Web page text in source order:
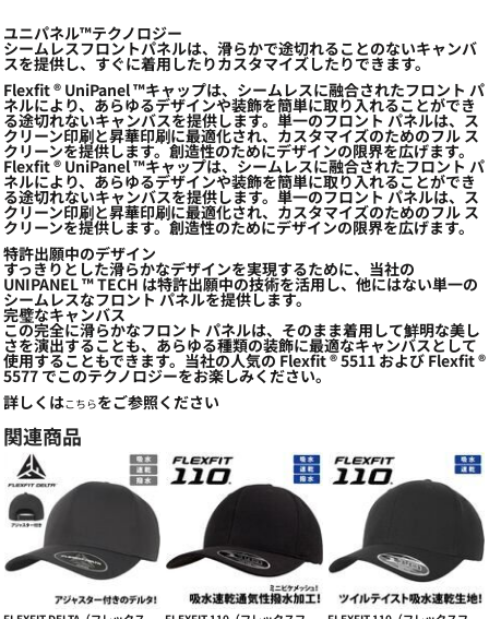
ユニパネル™テクノロジー
シームレスフロントパネルは、滑らかで途切れることのないキャンバ
スを提供し、すぐに着用したりカスタマイズしたりできます。
Flexfit ® UniPanel ™キャップは、シームレスに融合されたフロント パ
ネルにより、あらゆるデザインや装飾を簡単に取り入れることができ
る途切れないキャンバスを提供します。単一のフロント パネルは、ス
クリーン印刷と昇華印刷に最適化され、カスタマイズのためのフル ス
クリーンを提供します。創造性のためにデザインの限界を広げます。
Flexfit ® UniPanel ™キャップは、シームレスに融合されたフロント パ
ネルにより、あらゆるデザインや装飾を簡単に取り入れることができ
る途切れないキャンバスを提供します。単一のフロント パネルは、ス
クリーン印刷と昇華印刷に最適化され、カスタマイズのためのフル ス
クリーンを提供します。創造性のためにデザインの限界を広げます。
特許出願中のデザイン
すっきりとした滑らかなデザインを実現するために、当社の
UNIPANEL ™ TECH は特許出願中の技術を活用し、他にはない単一の
シームレスなフロント パネルを提供します。
完璧なキャンバス
この完全に滑らかなフロント パネルは、そのまま着用して鮮明な美し
さを演出することも、あらゆる種類の装飾に最適なキャンバスとして
使用することもできます。当社の人気の Flexfit ® 5511 および Flexfit ®
5577 でこのテクノロジーをお楽しみください。
詳しくはこちらをご参照ください
関連商品